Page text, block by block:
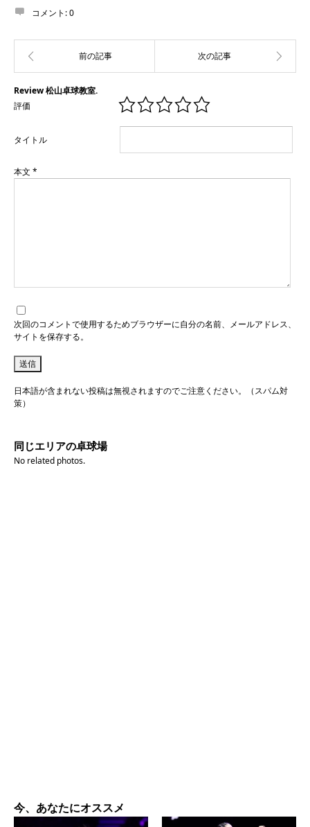
コメント:0
Review 松山卓球教室.
評価
タイトル
本文 *
次回のコメントで使用するためブラウザーに自分の名前、メールアドレス、
サイトを保存する。
日本語が含まれない投稿は無視されますのでご注意ください。（スパム対
策）
同じエリアの卓球場
No related photos.
今、あなたにオススメ